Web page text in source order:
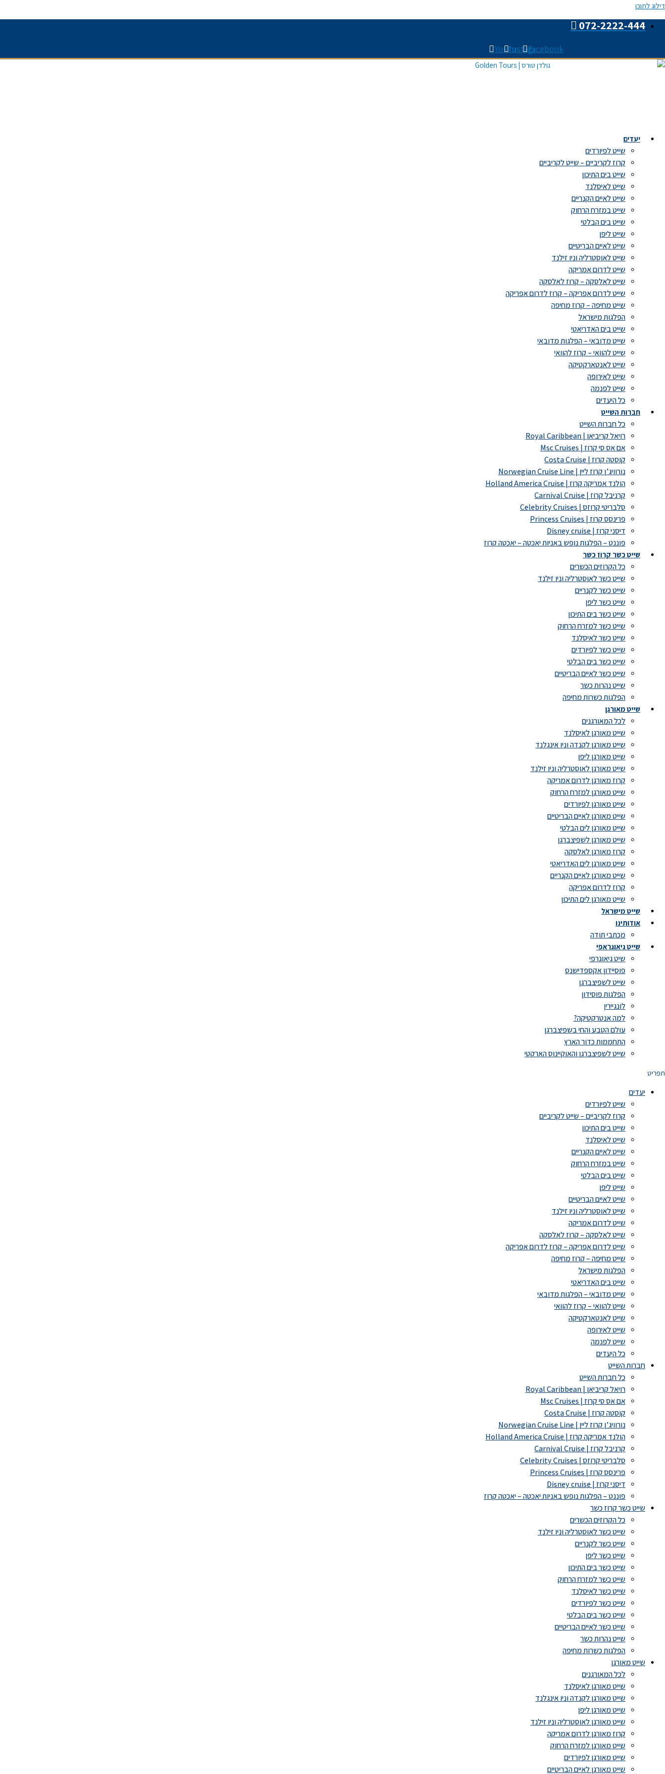
דילוג לתוכן
072-2222-444
Facebook
Instagram
Youtube
יעדים
שייט לפיורדים
קרוז לקריביים – שייט לקריביים
שייט בים התיכון
שייט לאיסלנד
שייט לאיים הקנריים
שייט במזרח הרחוק
שייט בים הבלטי
שייט ליפן
שייט לאיים הבריטיים
שייט לאוסטרליה וניו זילנד
שייט לדרום אמריקה
שייט לאלסקה – קרוז לאלסקה
שייט לדרום אפריקה – קרוז לדרום אפריקה
שייט מחיפה – קרוז מחיפה
הפלגות מישראל
שייט בים האדריאטי
שייט מדובאי – הפלגות מדובאי
שייט להוואי – קרוז להוואי
שייט לאנטארקטיקה
שייט לאירופה
שייט לפנמה
כל היעדים
חברות השייט
כל חברות השייט
רויאל קריביאן | Royal Caribbean
אם אס סי קרוז | Msc Cruises
קוסטה קרוז | Costa Cruise
נורוויג’ן קרוז ליין | Norwegian Cruise Line
הולנד אמריקה קרוז | Holland America Cruise
קרניבל קרוז | Carnival Cruise
סלבריטי קרוזס | Celebrity Cruises
פרינסס קרוז | Princess Cruises
דיסני קרוז | Disney cruise
פוננט – הפלגות נופש באניות יאכטה – יאכטה קרוז
שייט כשר קרוז כשר
כל הקרוזים הכשרים
שייט כשר לאוסטרליה וניו זילנד
שייט כשר לקנריים
שייט כשר ליפן
שייט כשר בים התיכון
שייט כשר למזרח הרחוק
שייט כשר לאיסלנד
שייט כשר לפיורדים
שייט כשר בים הבלטי
שייט כשר לאיים הבריטיים
שייט נהרות כשר
הפלגות כשרות מחיפה
שייט מאורגן
לכל המאורגנים
שייט מאורגן לאיסלנד
שייט מאורגן לקנדה וניו אינגלנד
שייט מאורגן ליפן
שייט מאורגן לאוסטרליה וניו זילנד
קרוז מאורגן לדרום אמריקה
שייט מאורגן למזרח הרחוק
שייט מאורגן לפיורדים
שייט מאורגן לאיים הבריטיים
שייט מאורגן לים הבלטי
שייט מאורגן לשפיצברגן
קרוז מאורגן לאלסקה
שייט מאורגן לים האדריאטי
שייט מאורגן לאיים הקנריים
קרוז לדרום אפריקה
שייט מאורגן לים התיכון
שייט מישראל
אודותינו
מכתבי תודה
שייט גיאוגראפי
שיט גיאוגרפי
פוסיידון אקספדישנס
שייט לשפיצברגן
הפלגות פוסידון
לונגיירין
למה אנטרקטיקה?
עולם הטבע והחי בשפיצברגן
התחממות כדור הארץ
שייט לשפיצברגן והאוקיינוס הארקטי
תפריט
יעדים
שייט לפיורדים
קרוז לקריביים – שייט לקריביים
שייט בים התיכון
שייט לאיסלנד
שייט לאיים הקנריים
שייט במזרח הרחוק
שייט בים הבלטי
שייט ליפן
שייט לאיים הבריטיים
שייט לאוסטרליה וניו זילנד
שייט לדרום אמריקה
שייט לאלסקה – קרוז לאלסקה
שייט לדרום אפריקה – קרוז לדרום אפריקה
שייט מחיפה – קרוז מחיפה
הפלגות מישראל
שייט בים האדריאטי
שייט מדובאי – הפלגות מדובאי
שייט להוואי – קרוז להוואי
שייט לאנטארקטיקה
שייט לאירופה
שייט לפנמה
כל היעדים
חברות השייט
כל חברות השייט
רויאל קריביאן | Royal Caribbean
אם אס סי קרוז | Msc Cruises
קוסטה קרוז | Costa Cruise
נורוויג’ן קרוז ליין | Norwegian Cruise Line
הולנד אמריקה קרוז | Holland America Cruise
קרניבל קרוז | Carnival Cruise
סלבריטי קרוזס | Celebrity Cruises
פרינסס קרוז | Princess Cruises
דיסני קרוז | Disney cruise
פוננט – הפלגות נופש באניות יאכטה – יאכטה קרוז
שייט כשר קרוז כשר
כל הקרוזים הכשרים
שייט כשר לאוסטרליה וניו זילנד
שייט כשר לקנריים
שייט כשר ליפן
שייט כשר בים התיכון
שייט כשר למזרח הרחוק
שייט כשר לאיסלנד
שייט כשר לפיורדים
שייט כשר בים הבלטי
שייט כשר לאיים הבריטיים
שייט נהרות כשר
הפלגות כשרות מחיפה
שייט מאורגן
לכל המאורגנים
שייט מאורגן לאיסלנד
שייט מאורגן לקנדה וניו אינגלנד
שייט מאורגן ליפן
שייט מאורגן לאוסטרליה וניו זילנד
קרוז מאורגן לדרום אמריקה
שייט מאורגן למזרח הרחוק
שייט מאורגן לפיורדים
שייט מאורגן לאיים הבריטיים